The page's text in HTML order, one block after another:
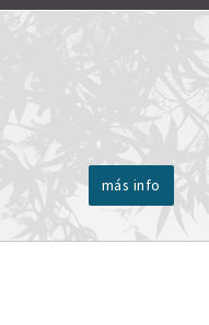
más info